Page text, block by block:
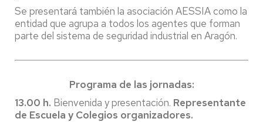
Se presentará también la asociación AESSIA como la
entidad que agrupa a todos los agentes que forman
parte del sistema de seguridad industrial en Aragón.
Programa de las jornadas:
13.00 h. Bienvenida y presentación. Representante
de Escuela y Colegios organizadores.